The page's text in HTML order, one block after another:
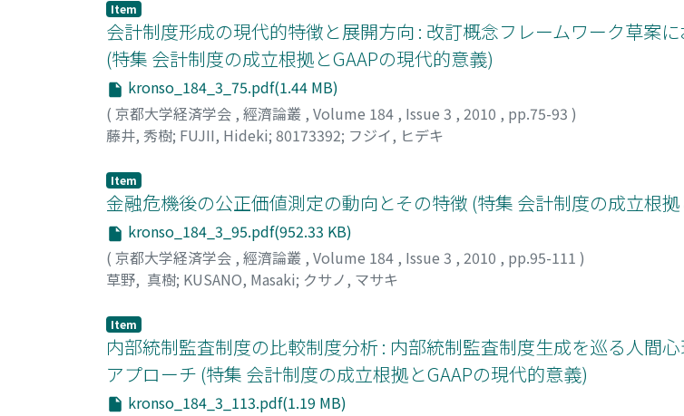
Item
会計制度形成の現代的特徴と展開方向 : 改訂概念フレームワーク草案
(特集 会計制度の成立根拠とGAAPの現代的意義)
kronso_184_3_75.pdf(1.44 MB)
( 京都大学経済学会 , 經濟論叢 , Volume 184 , Issue 3 , 2010 , pp.75-93 )
藤井, 秀樹; FUJII, Hideki; 80173392; フジイ, ヒデキ
Item
金融危機後の公正価値測定の動向とその特徴 (特集 会計制度の成立根
kronso_184_3_95.pdf(952.33 KB)
( 京都大学経済学会 , 經濟論叢 , Volume 184 , Issue 3 , 2010 , pp.95-111 )
草野, 真樹; KUSANO, Masaki; クサノ, マサキ
Item
内部統制監査制度の比較制度分析 : 内部統制監査制度生成を巡る人間
アプローチ (特集 会計制度の成立根拠とGAAPの現代的意義)
kronso_184_3_113.pdf(1.19 MB)